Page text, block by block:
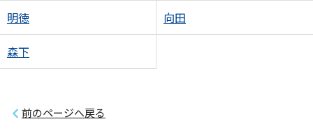
明徳 向田
森下
前のページへ戻る